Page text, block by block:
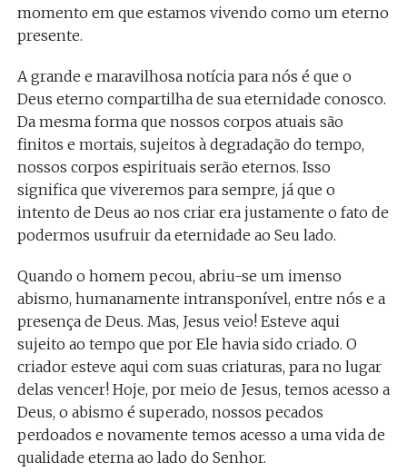
momento em que estamos vivendo como um eterno
presente.
A grande e maravilhosa notícia para nós é que o
Deus eterno compartilha de sua eternidade conosco.
Da mesma forma que nossos corpos atuais são
finitos e mortais, sujeitos à degradação do tempo,
nossos corpos espirituais serão eternos. Isso
significa que viveremos para sempre, já que o
intento de Deus ao nos criar era justamente o fato de
podermos usufruir da eternidade ao Seu lado.
Quando o homem pecou, abriu-se um imenso
abismo, humanamente intransponível, entre nós e a
presença de Deus. Mas, Jesus veio! Esteve aqui
sujeito ao tempo que por Ele havia sido criado. O
criador esteve aqui com suas criaturas, para no lugar
delas vencer! Hoje, por meio de Jesus, temos acesso a
Deus, o abismo é superado, nossos pecados
perdoados e novamente temos acesso a uma vida de
qualidade eterna ao lado do Senhor.